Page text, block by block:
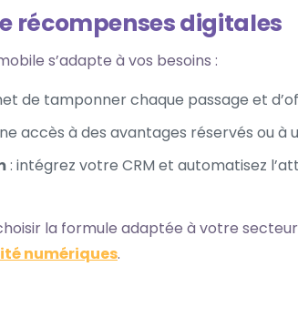
récompenses digitales
s’adapte à vos besoins :
de tamponner chaque passage et
accès à des avantages réservés ou
: intégrez votre CRM et automatisez
la formule adaptée à votre
numériques.